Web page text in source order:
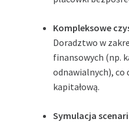
Kompleksowe
Doradztwo w
finansowych (np.
odnawialnych), co
kapitałową.
Symulacja